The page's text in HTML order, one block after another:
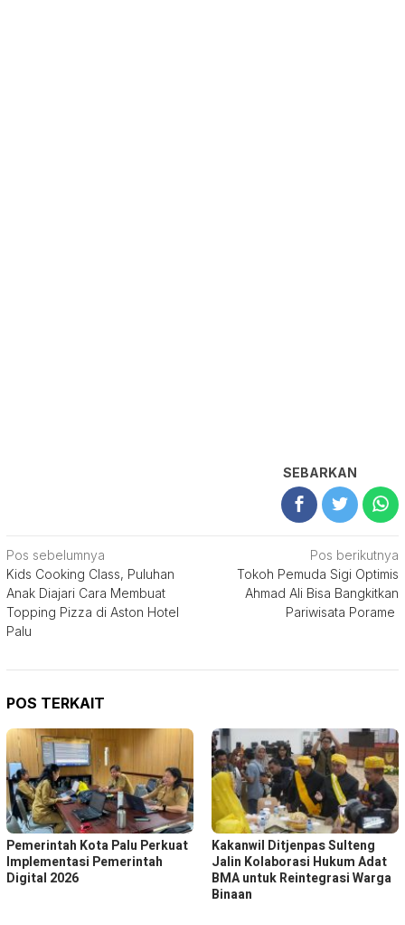
SEBARKAN
Navigasi
pos
Pos sebelumnya
Kids Cooking Class, Puluhan
Anak Diajari Cara Membuat
Topping Pizza di Aston Hotel
Palu
Pos berikutnya
Tokoh Pemuda Sigi Optimis
Ahmad Ali Bisa Bangkitkan
Pariwisata Porame
POS TERKAIT
Pemerintah Kota Palu Perkuat
Implementasi Pemerintah
Digital 2026
Kakanwil Ditjenpas Sulteng
Jalin Kolaborasi Hukum Adat
BMA untuk Reintegrasi Warga
Binaan